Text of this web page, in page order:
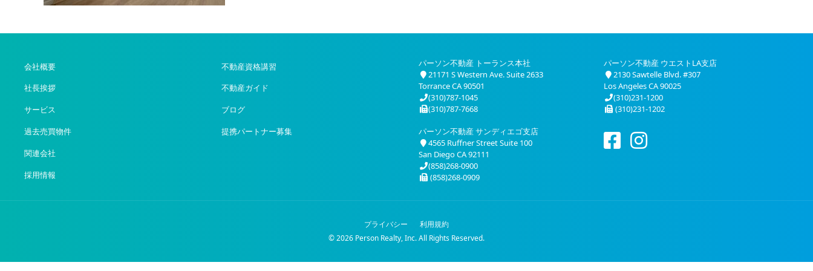
会社概要
社長挨拶
サービス
過去売買物件
関連会社
採用情報
不動産資格講習
不動産ガイド
ブログ
提携パートナー募集
パーソン不動産 トーランス本社
21171 S Western Ave. Suite 2633
Torrance CA 90501
(310)787-1045
(310)787-7668
パーソン不動産 ウエストLA支店
2130 Sawtelle Blvd. #307
Los Angeles CA 90025
(310)231-1200
(310)231-1202
パーソン不動産 サンディエゴ支店
4565 Ruffner Street Suite 100
San Diego CA 92111
(858)268-0900
(858)268-0909
プライバシー
利用規約
© 2026 Person Realty, Inc. All Rights Reserved.